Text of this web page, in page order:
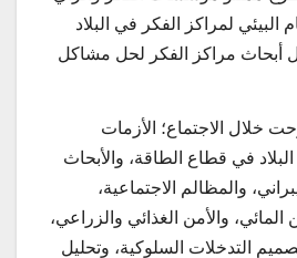
لمراكز الفكر في البلاد
أبحاث مراكز الفكر لحل مشاكل
خلال الاجتماع؛ الأزمات
في قطاع الطاقة، والأبحاث
والمظالم الاجتماعية،
المائي، والأمن الغذائي والزراعي،
التدخلات السلوكية، وتحليل